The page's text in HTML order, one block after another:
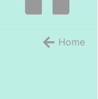
Home